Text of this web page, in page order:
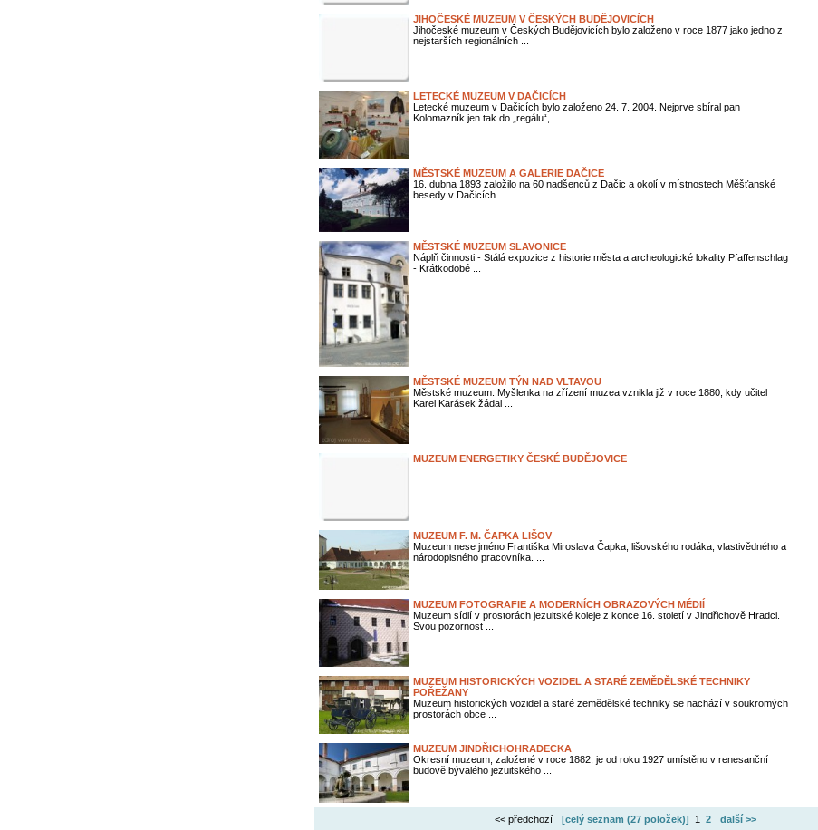
JIHOČESKÉ MUZEUM V ČESKÝCH BUDĚJOVICÍCH
Jihočeské muzeum v Českých Budějovicích bylo založeno v roce 1877 jako jedno z
nejstarších regionálních ...
LETECKÉ MUZEUM V DAČICÍCH
Letecké muzeum v Dačicích bylo založeno 24. 7. 2004. Nejprve sbíral pan
Kolomazník jen tak do „regálu“, ...
MĚSTSKÉ MUZEUM A GALERIE DAČICE
16. dubna 1893 založilo na 60 nadšenců z Dačic a okolí v místnostech Měšťanské
besedy v Dačicích ...
MĚSTSKÉ MUZEUM SLAVONICE
Náplň činnosti - Stálá expozice z historie města a archeologické lokality Pfaffenschlag
- Krátkodobé ...
MĚSTSKÉ MUZEUM TÝN NAD VLTAVOU
Městské muzeum. Myšlenka na zřízení muzea vznikla již v roce 1880, kdy učitel
Karel Karásek žádal ...
MUZEUM ENERGETIKY ČESKÉ BUDĚJOVICE
MUZEUM F. M. ČAPKA LIŠOV
Muzeum nese jméno Františka Miroslava Čapka, lišovského rodáka, vlastivědného a
národopisného pracovníka. ...
MUZEUM FOTOGRAFIE A MODERNÍCH OBRAZOVÝCH MÉDIÍ
Muzeum sídlí v prostorách jezuitské koleje z konce 16. století v Jindřichově Hradci.
Svou pozornost ...
MUZEUM HISTORICKÝCH VOZIDEL A STARÉ ZEMĚDĚLSKÉ TECHNIKY
POŘEŽANY
Muzeum historických vozidel a staré zemědělské techniky se nachází v soukromých
prostorách obce ...
MUZEUM JINDŘICHOHRADECKA
Okresní muzeum, založené v roce 1882, je od roku 1927 umístěno v renesanční
budově bývalého jezuitského ...
<< předchozí [celý seznam (27 položek)] 1 2 další >>